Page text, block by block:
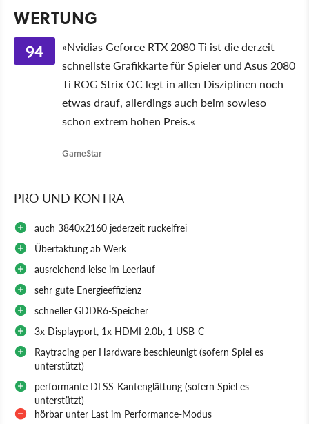
WERTUNG
94
»Nvidias Geforce RTX 2080 Ti ist die derzeit
schnellste Grafikkarte für Spieler und Asus 2080
Ti ROG Strix OC legt in allen Disziplinen noch
etwas drauf, allerdings auch beim sowieso
schon extrem hohen Preis.«
GameStar
PRO UND KONTRA
auch 3840x2160 jederzeit ruckelfrei
Übertaktung ab Werk
ausreichend leise im Leerlauf
sehr gute Energieeffizienz
schneller GDDR6-Speicher
3x Displayport, 1x HDMI 2.0b, 1 USB-C
Raytracing per Hardware beschleunigt (sofern Spiel es
unterstützt)
performante DLSS-Kantenglättung (sofern Spiel es
unterstützt)
hörbar unter Last im Performance-Modus